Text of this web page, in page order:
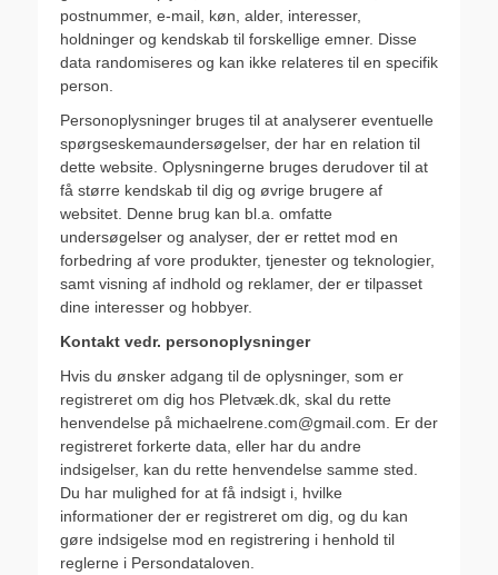
postnummer, e-mail, køn, alder, interesser,
holdninger og kendskab til forskellige emner. Disse
data randomiseres og kan ikke relateres til en specifik
person.
Personoplysninger bruges til at analyserer eventuelle
spørgseskemaundersøgelser, der har en relation til
dette website. Oplysningerne bruges derudover til at
få større kendskab til dig og øvrige brugere af
websitet. Denne brug kan bl.a. omfatte
undersøgelser og analyser, der er rettet mod en
forbedring af vore produkter, tjenester og teknologier,
samt visning af indhold og reklamer, der er tilpasset
dine interesser og hobbyer.
Kontakt vedr. personoplysninger
Hvis du ønsker adgang til de oplysninger, som er
registreret om dig hos Pletvæk.dk, skal du rette
henvendelse på michaelrene.com@gmail.com. Er der
registreret forkerte data, eller har du andre
indsigelser, kan du rette henvendelse samme sted.
Du har mulighed for at få indsigt i, hvilke
informationer der er registreret om dig, og du kan
gøre indsigelse mod en registrering i henhold til
reglerne i Persondataloven.